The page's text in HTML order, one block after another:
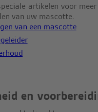
artikelen voor
van uw mascotte.
van een mascotte
en